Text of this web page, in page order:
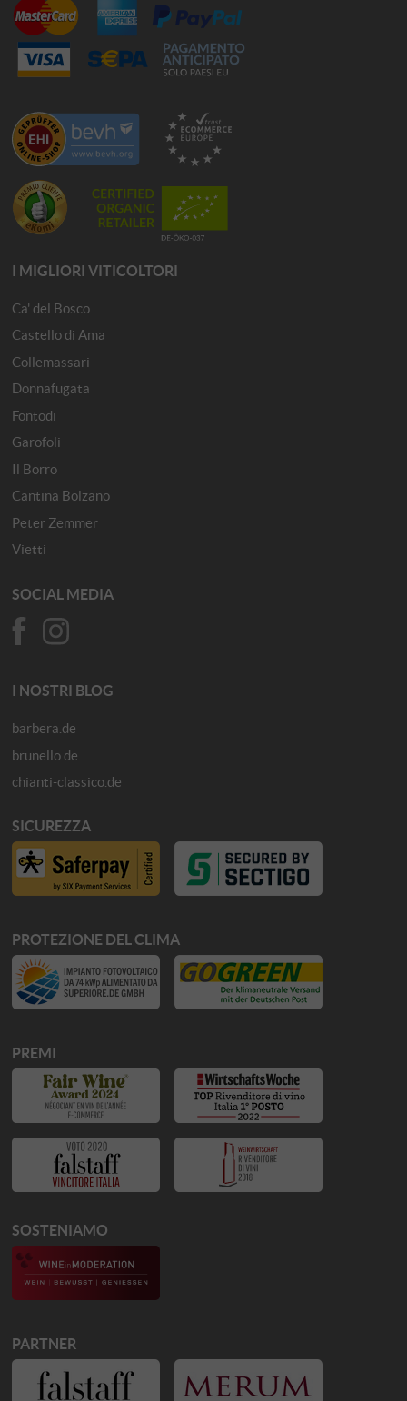
I MIGLIORI VITICOLTORI
Ca' del Bosco
Castello di Ama
Collemassari
Donnafugata
Fontodi
Garofoli
Il Borro
Cantina Bolzano
Peter Zemmer
Vietti
SOCIAL MEDIA
I NOSTRI BLOG
barbera.de
brunello.de
chianti-classico.de
SICUREZZA
PROTEZIONE DEL CLIMA
PREMI
SOSTENIAMO
PARTNER